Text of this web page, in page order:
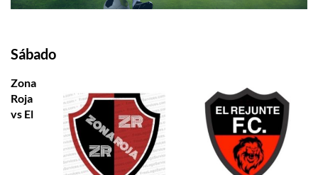
Sábado
Zona
Roja
vs El